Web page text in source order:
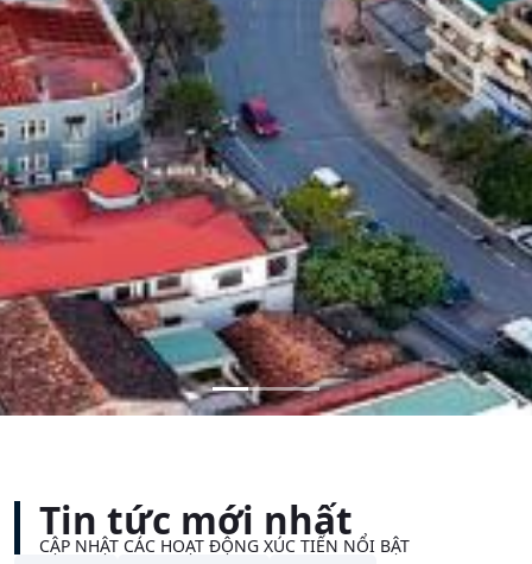
Tin tức mới nhất
CẬP NHẬT CÁC HOẠT ĐỘNG XÚC TIẾN NỔI BẬT